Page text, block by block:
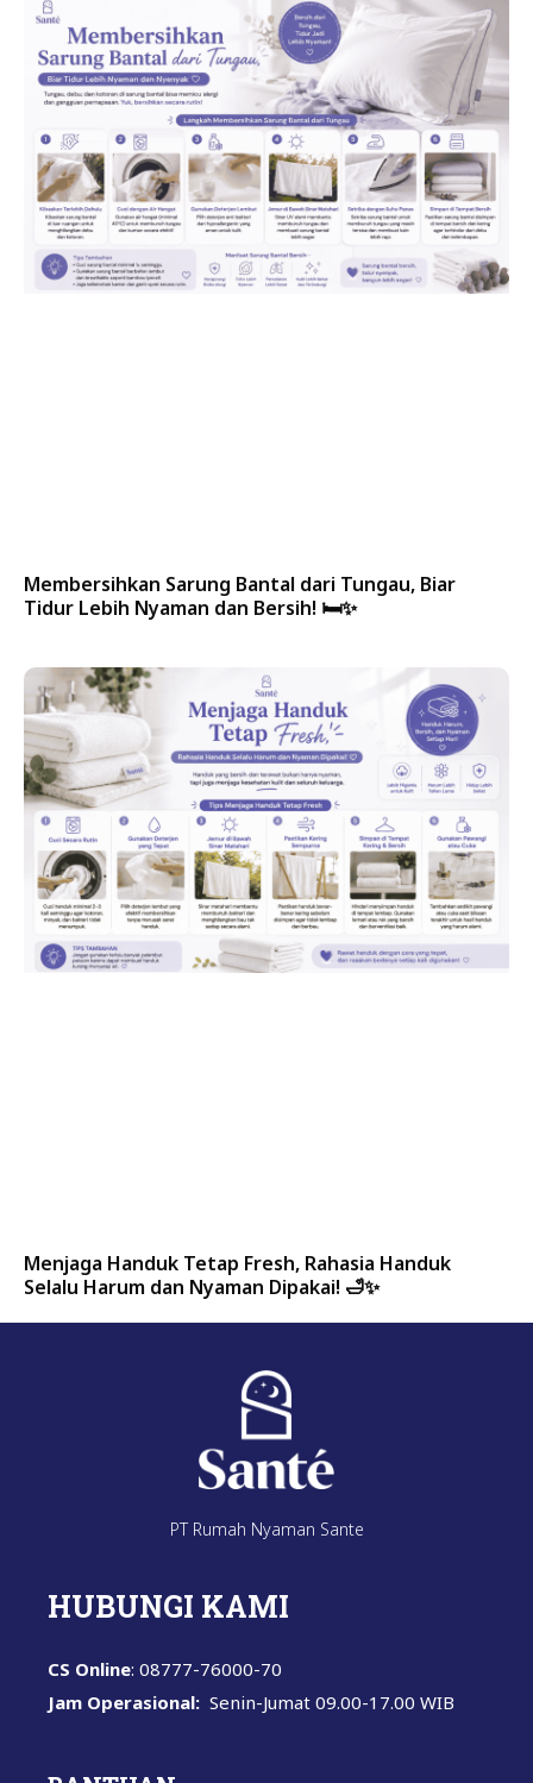
Membersihkan Sarung Bantal dari Tungau, Biar
Tidur Lebih Nyaman dan Bersih! 🛏️✨
Menjaga Handuk Tetap Fresh, Rahasia Handuk
Selalu Harum dan Nyaman Dipakai! 🛁✨
PT Rumah Nyaman Sante
HUBUNGI KAMI
CS Online: 08777-76000-70
Jam Operasional: Senin-Jumat 09.00-17.00 WIB